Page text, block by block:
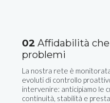
02 Affidabilità
problemi
La nostra rete è
evoluti di controllo
intervenire: anticipiamo le
continuità, stabilità e